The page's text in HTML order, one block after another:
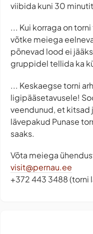
viibida kuni 30
... Kui korraga on
võtke meiega
põnevad lood ei
gruppidel tellida ka
... Keskaegse torni
ligipääsetavusele!
veendunud, et kitsad
lävepakud Punase
saaks.
Võta meiega
visit@pernau.ee
+372 443 3488